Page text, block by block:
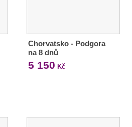
Chorvatsko - Podgora
na 8 dnů
5 150 Kč